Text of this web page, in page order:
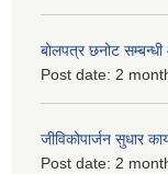
बोलपत्र छनोट
Post date: 2
जीविकोपार्जन सुधार
Post date: 2